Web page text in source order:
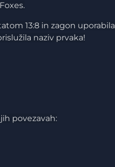
13:8 in zagon uporabila
naziv prvaka!
povezavah: